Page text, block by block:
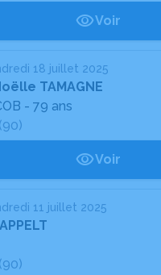
Voir
18 juillet 2025
TAMAGNE
- 79 ans
Voir
11 juillet 2025